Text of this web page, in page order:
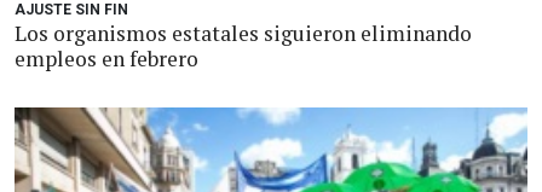
AJUSTE SIN FIN
Los organismos estatales siguieron eliminando
empleos en febrero